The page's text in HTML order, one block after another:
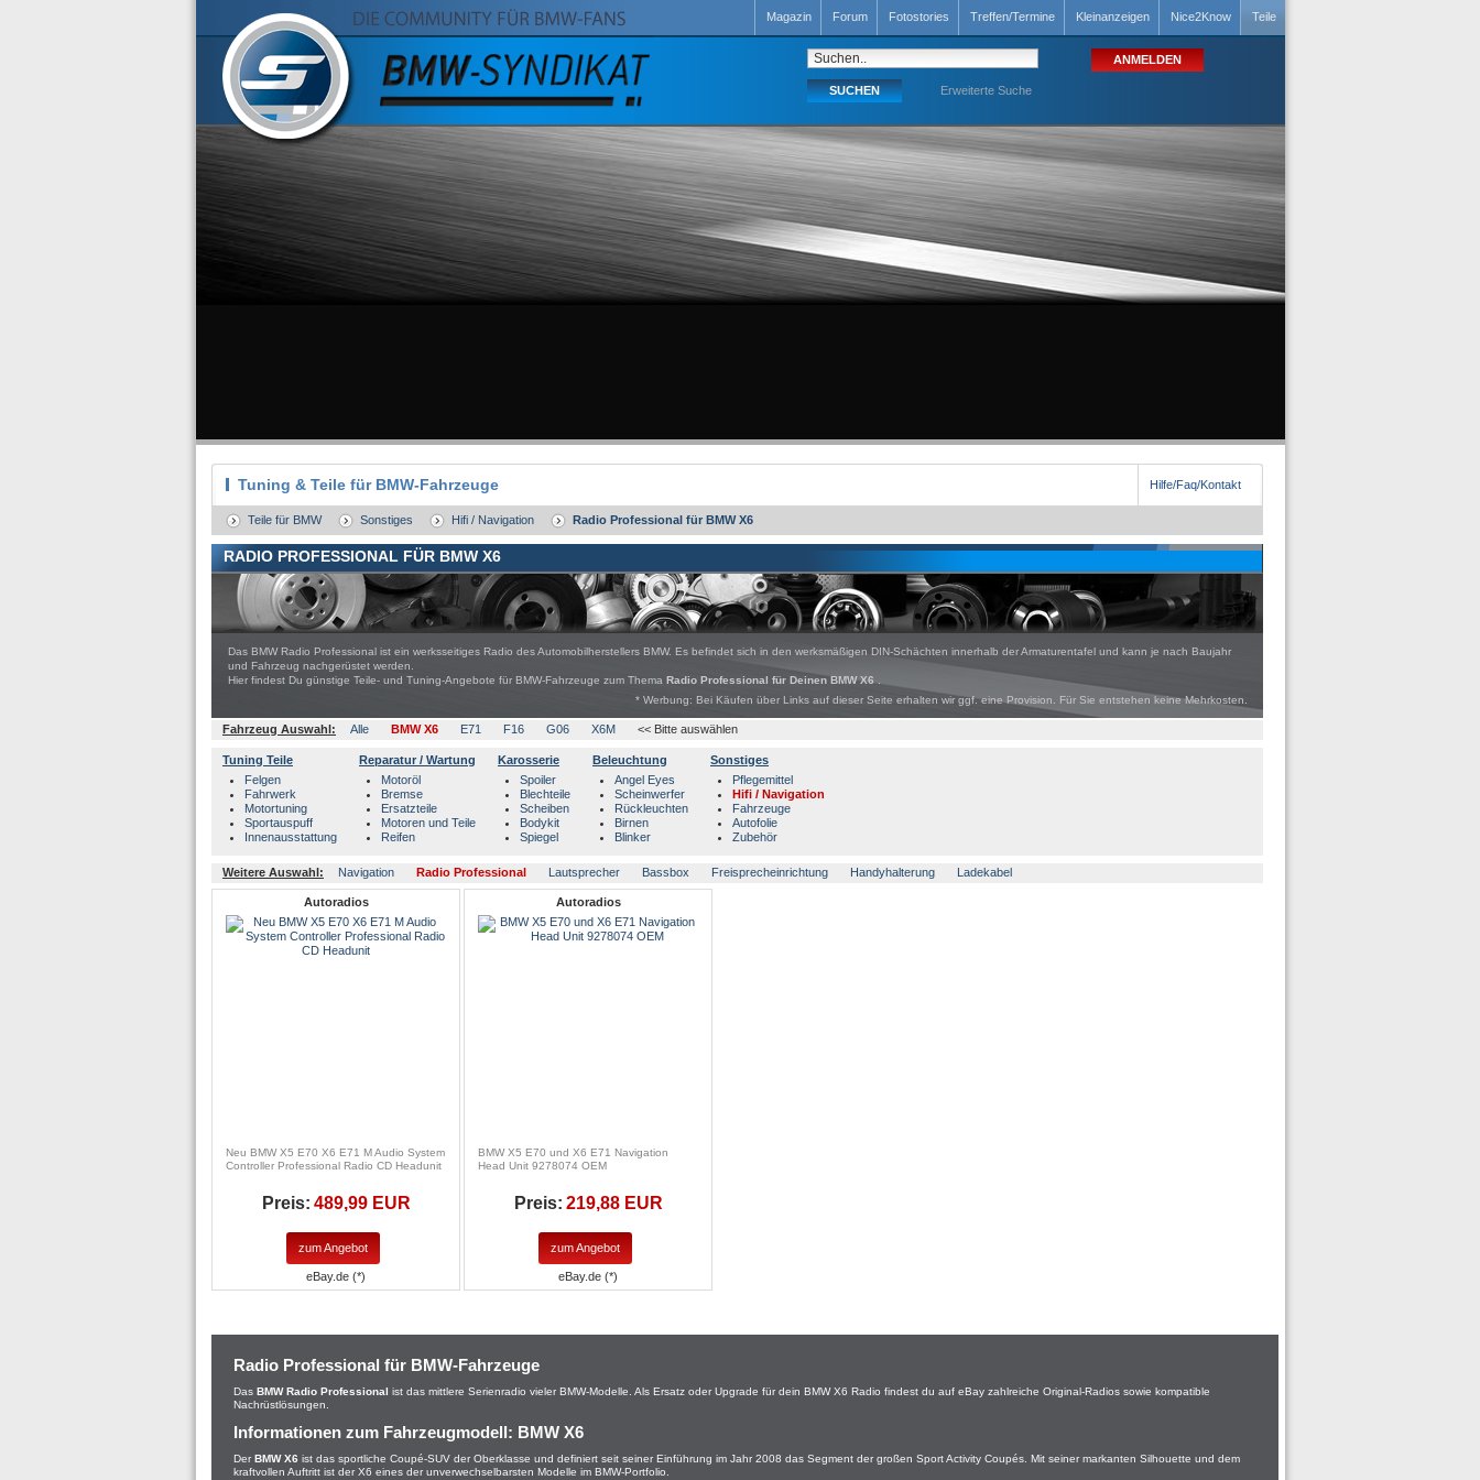
Magazin Forum Fotostories Treffen/Termine Kleinanzeigen Nice2Know Teile
Erweiterte Suche
Tuning & Teile für BMW-Fahrzeuge Hilfe/Faq/Kontakt
Teile für BMW Sonstiges Hifi / Navigation Radio Professional für BMW X6
RADIO PROFESSIONAL FÜR BMW X6
Das BMW Radio Professional ist ein werksseitiges Radio des Automobilherstellers BMW. Es befindet sich in den werksmäßigen DIN-Schächten innerhalb der Armaturentafel und kann je nach Baujahr
und Fahrzeug nachgerüstet werden.
Hier findest Du günstige Teile- und Tuning-Angebote für BMW-Fahrzeuge zum Thema Radio Professional für Deinen BMW X6
* Werbung: Bei Käufen über Links auf dieser Seite erhalten wir ggf. eine Provision. Für Sie entstehen keine Mehrkosten.
Fahrzeug Auswahl: Alle BMW X6 E71 F16 G06 X6M << Bitte auswählen
Tuning Teile
Felgen
Fahrwerk
Motortuning
Sportauspuff
Innenausstattung
Reparatur / Wartung
Motoröl
Bremse
Ersatzteile
Motoren und Teile
Reifen
Karosserie
Spoiler
Blechteile
Scheiben
Bodykit
Spiegel
Beleuchtung
Angel Eyes
Scheinwerfer
Rückleuchten
Birnen
Blinker
Sonstiges
Pflegemittel
Hifi / Navigation
Fahrzeuge
Autofolie
Zubehör
Weitere Auswahl: Navigation Radio Professional Lautsprecher Bassbox Freisprecheinrichtung Handyhalterung Ladekabel
Autoradios
Neu BMW X5 E70 X6 E71 M Audio System
Controller Professional Radio CD Headunit
Preis: 489,99 EUR
zum Angebot
eBay.de (*)
Autoradios
BMW X5 E70 und X6 E71 Navigation
Head Unit 9278074 OEM
Preis: 219,88 EUR
zum Angebot
eBay.de (*)
Radio Professional für BMW-Fahrzeuge
Das BMW Radio Professional ist das mittlere Serienradio vieler BMW-Modelle. Als Ersatz oder Upgrade für dein BMW X6 Radio findest du auf eBay zahlreiche Original-Radios sowie kompatible
Nachrüstlösungen.
Informationen zum Fahrzeugmodell: BMW X6
Der BMW X6 ist das sportliche Coupé-SUV der Oberklasse und definiert seit seiner Einführung im Jahr 2008 das Segment der großen Sport Activity Coupés. Mit seiner markanten Silhouette und dem
kraftvollen Auftritt ist der X6 eines der unverwechselbarsten Modelle im BMW-Portfolio.